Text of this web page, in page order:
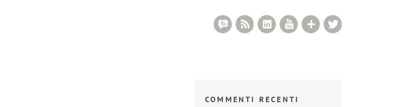
Google+
YouTube
LinkedIn
RSS Feed
RSS Comments
COMMENTI RECENTI